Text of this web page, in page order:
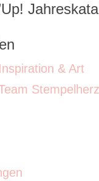
& Art
Stempelherz